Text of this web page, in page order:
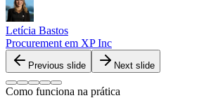
Letícia Bastos
Procurement em XP Inc
Previous slide Next slide
Como funciona na prática